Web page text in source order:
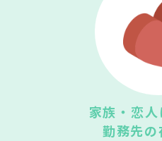
家族・恋
勤務先の